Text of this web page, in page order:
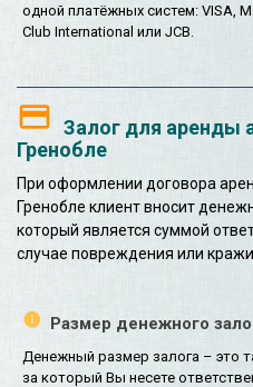
одной платёжных систем: VISA,
Club International или JCB.
Залог для аренды
Гренобле
При оформлении договора
Гренобле клиент вносит
который является суммой
случае повреждения или
Размер денежного
Денежный размер залога – это
за который Вы несете